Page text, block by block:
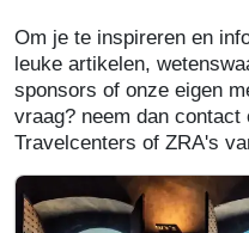
Om je te inspireren en
leuke artikelen,
sponsors of onze eigen
vraag? neem dan contact
Travelcenters of ZRA's